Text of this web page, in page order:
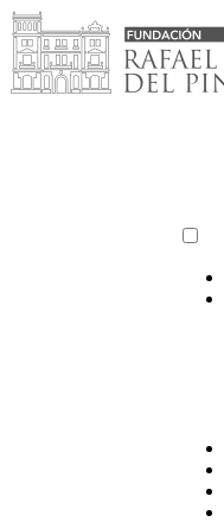
Saltar
al
contenido